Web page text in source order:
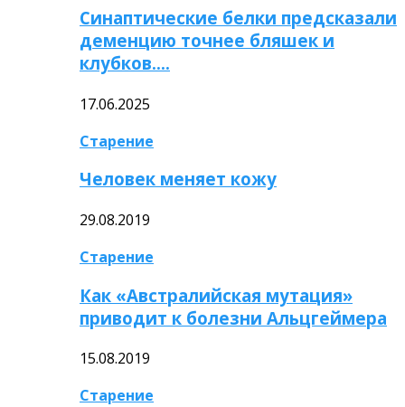
Синаптические белки предсказали
деменцию точнее бляшек и
клубков….
17.06.2025
Старение
Человек меняет кожу
29.08.2019
Старение
Как «Австралийская мутация»
приводит к болезни Альцгеймера
15.08.2019
Старение